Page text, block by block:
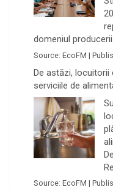
domeniul
Source: EcoFM |
De astăzi, locuitorii
serviciile de
Source: EcoFM |